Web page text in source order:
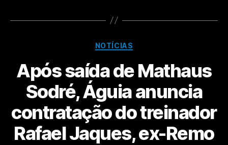
NOTÍCIAS
Após saída de Mathaus
Sodré, Águia anuncia
contratação do treinador
Rafael Jaques, ex-Remo